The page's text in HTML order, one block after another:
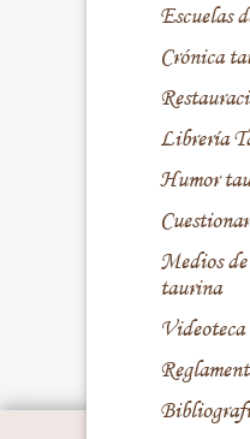
Escuelas
Crónica
Librería
Humor
Medios
taurina
Videoteca